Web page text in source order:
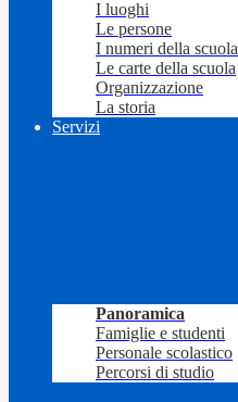
I luoghi
Le persone
I numeri della scuola
Le carte della scuola
Organizzazione
La storia
Servizi
Panoramica
Famiglie e studenti
Personale scolastico
Percorsi di studio